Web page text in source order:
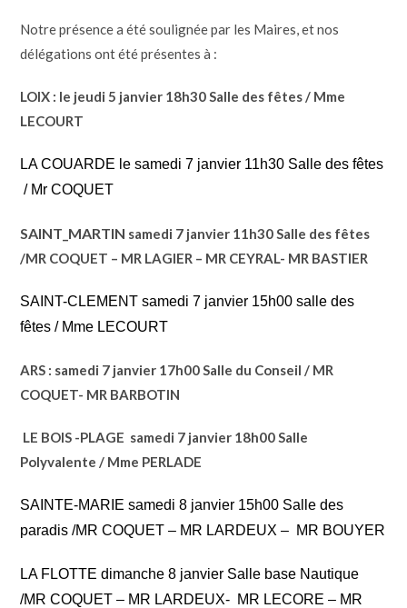
Notre présence a été soulignée par les Maires, et nos
délégations ont été présentes à :
LOIX : le jeudi 5 janvier 18h30 Salle des fêtes / Mme
LECOURT
LA COUARDE le samedi 7 janvier 11h30 Salle des fêtes
/ Mr COQUET
SAINT_MARTIN samedi 7 janvier 11h30 Salle des fêtes
/MR COQUET – MR LAGIER – MR CEYRAL- MR BASTIER
SAINT-CLEMENT samedi 7 janvier 15h00 salle des
fêtes / Mme LECOURT
ARS : samedi 7 janvier 17h00 Salle du Conseil / MR
COQUET- MR BARBOTIN
LE BOIS -PLAGE samedi 7 janvier 18h00 Salle
Polyvalente / Mme PERLADE
SAINTE-MARIE samedi 8 janvier 15h00 Salle des
paradis /MR COQUET – MR LARDEUX – MR BOUYER
LA FLOTTE dimanche 8 janvier Salle base Nautique
/MR COQUET – MR LARDEUX- MR LECORE – MR